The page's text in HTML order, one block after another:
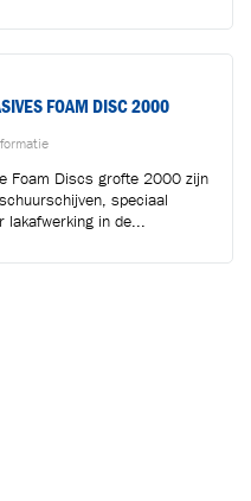
FOAM DISC 2000
Foam Discs grofte 2000 zijn
speciaal
lakafwerking in de...